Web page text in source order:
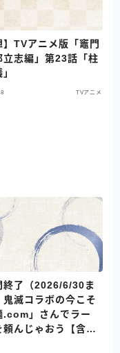
】TVアニメ版「竈門
立志編」第23話「柱
TVアニメ
終了（2026/6/30ま
鬼滅コラボの今こそ
.com」さんでラー
頼んじゃおう【含プ